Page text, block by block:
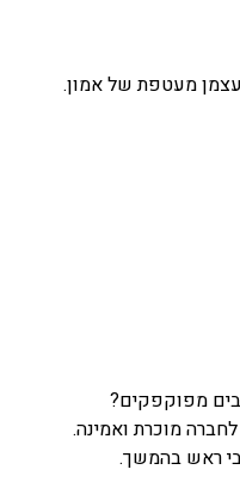
עצמן מעטפת של אמון.
מפוקפקים?
מוכרת ואמינה.
ראש בהמשך.